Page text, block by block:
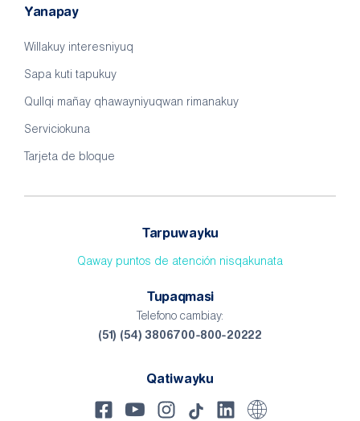
Yanapay
Willakuy interesniyuq
Sapa kuti tapukuy
Qullqi mañay qhawayniyuqwan rimanakuy
Serviciokuna
Tarjeta de bloque
Tarpuwayku
Qaway puntos de atención nisqakunata
Tupaqmasi
Telefono cambiay:
(51) (54) 3806700-800-20222
Qatiwayku